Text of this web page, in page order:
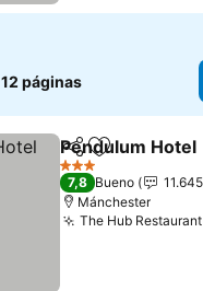
12 páginas
CompartirAgregar a
Pendulum Hotel
3 Estrellas
7,8 Bueno
11.645
Mánchester
The Hub